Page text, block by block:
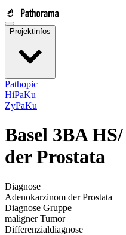
Projektinfos
Pathopic
HiPaKu
ZyPaKu
Basel 3BA HS/
der Prostata
Diagnose
Adenokarzinom der Prostata
Diagnose Gruppe
maligner Tumor
Differenzialdiagnose